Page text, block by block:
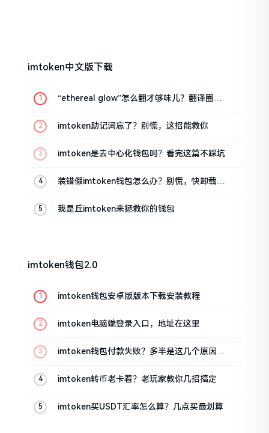
imtoken中文版下载
“ethereal glow”怎么翻才够味儿？翻译圈老
imtoken助记词忘了？别慌，这招能救你
imtoken是去中心化钱包吗？看完这篇不踩坑
装错假imtoken钱包怎么办？别慌，快卸载，
我是丘imtoken来拯救你的钱包
imtoken钱包2.0
imtoken钱包安卓版版本下载安装教程
imtoken电脑端登录入口，地址在这里
imtoken钱包付款失败？多半是这几个原因闹
imtoken转币老卡着？老玩家教你几招搞定
imtoken买USDT汇率怎么算？几点买最划算